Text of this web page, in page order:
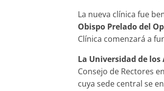
La nueva clínica fue
Obispo Prelado del
Clínica comenzará a
La Universidad de los
Consejo de Rectores
cuya sede central se